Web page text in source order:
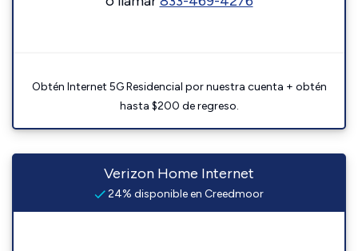
Obtén Internet 5G Residencial por nuestra cuenta + obtén
hasta $200 de regreso.
Verizon Home Internet
24% disponible en Creedmoor